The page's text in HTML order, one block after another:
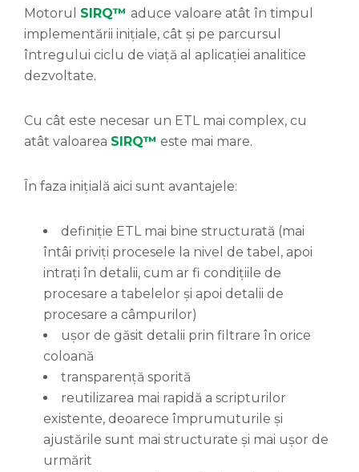
Motorul SIRQ™ aduce valoare atât în timpul
implementării inițiale, cât și pe parcursul
întregului ciclu de viață al aplicației analitice
dezvoltate.
Cu cât este necesar un ETL mai complex, cu
atât valoarea SIRQ™ este mai mare.
În faza inițială aici sunt avantajele:
definiție ETL mai bine structurată (mai
întâi priviți procesele la nivel de tabel, apoi
intrați în detalii, cum ar fi condițiile de
procesare a tabelelor și apoi detalii de
procesare a câmpurilor)
ușor de găsit detalii prin filtrare în orice
coloană
transparență sporită
reutilizarea mai rapidă a scripturilor
existente, deoarece împrumuturile și
ajustările sunt mai structurate și mai ușor de
urmărit